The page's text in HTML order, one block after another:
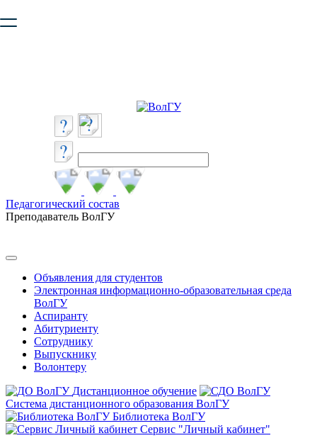
безопасную работу с сайтом. Пожалуйста
Педагогический состав
Преподаватель ВолГУ
Объявления для студентов
Электронная информационно-образовательная среда
ВолГУ
Аспиранту
Абитуриенту
Сотруднику
Выпускнику
Волонтеру
Дистанционное обучение
Система дистанционного образования ВолГУ
Библиотека ВолГУ
Сервис "Личный кабинет"